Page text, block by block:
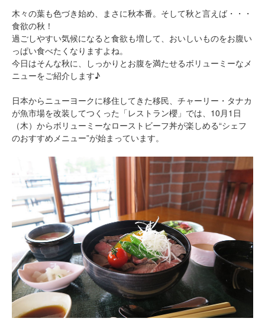
木々の葉も色づき始め、まさに秋本番。そして秋と言えば・・・
食欲の秋！
過ごしやすい気候になると食欲も増して、おいしいものをお腹い
っぱい食べたくなりますよね。
今日はそんな秋に、しっかりとお腹を満たせるボリューミーなメ
ニューをご紹介します♪
日本からニューヨークに移住してきた移民、チャーリー・タナカ
が魚市場を改装してつくった「レストラン櫻」では、10月1日
（木）からボリューミーなローストビーフ丼が楽しめる“シェフ
のおすすめメニュー”が始まっています。